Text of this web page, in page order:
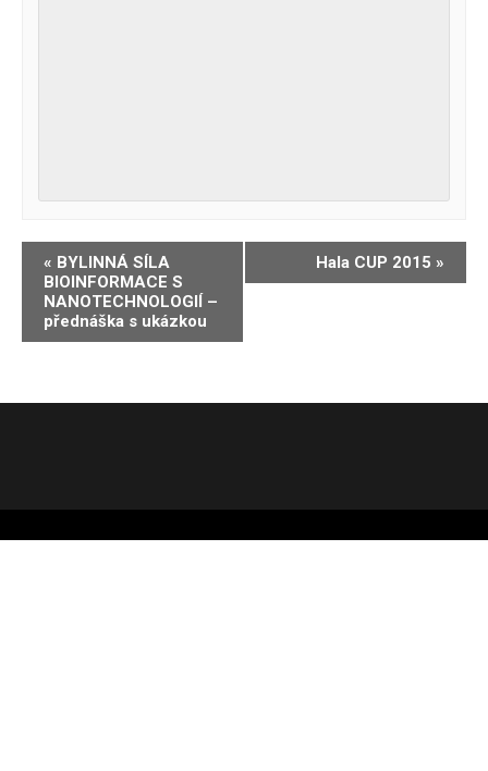
Navigace
pro
Akce
« BYLINNÁ SÍLA
BIOINFORMACE S
NANOTECHNOLOGIÍ –
přednáška s ukázkou
Hala CUP 2015 »